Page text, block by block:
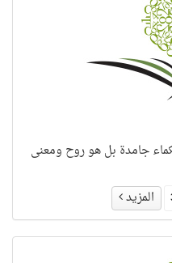
جامدة بل هو روح ومعنى
المزيد